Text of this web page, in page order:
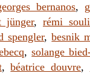
bernanos,
jünger, rémi
spengler,besnik
,solange
,béatrice douvre,